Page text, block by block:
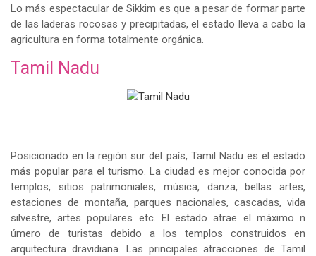
Lo más espectacular de Sikkim es que a pesar de formar parte
de las laderas rocosas y precipitadas, el estado lleva a cabo la
agricultura en forma totalmente orgánica.
Tamil Nadu
Posicionado en la región sur del país, Tamil Nadu es el estado
más popular para el turismo. La ciudad es mejor conocida por
templos, sitios patrimoniales, música, danza, bellas artes,
estaciones de montaña, parques nacionales, cascadas, vida
silvestre, artes populares etc. El estado atrae el máximo n
úmero de turistas debido a los templos construidos en
arquitectura dravidiana. Las principales atracciones de Tamil